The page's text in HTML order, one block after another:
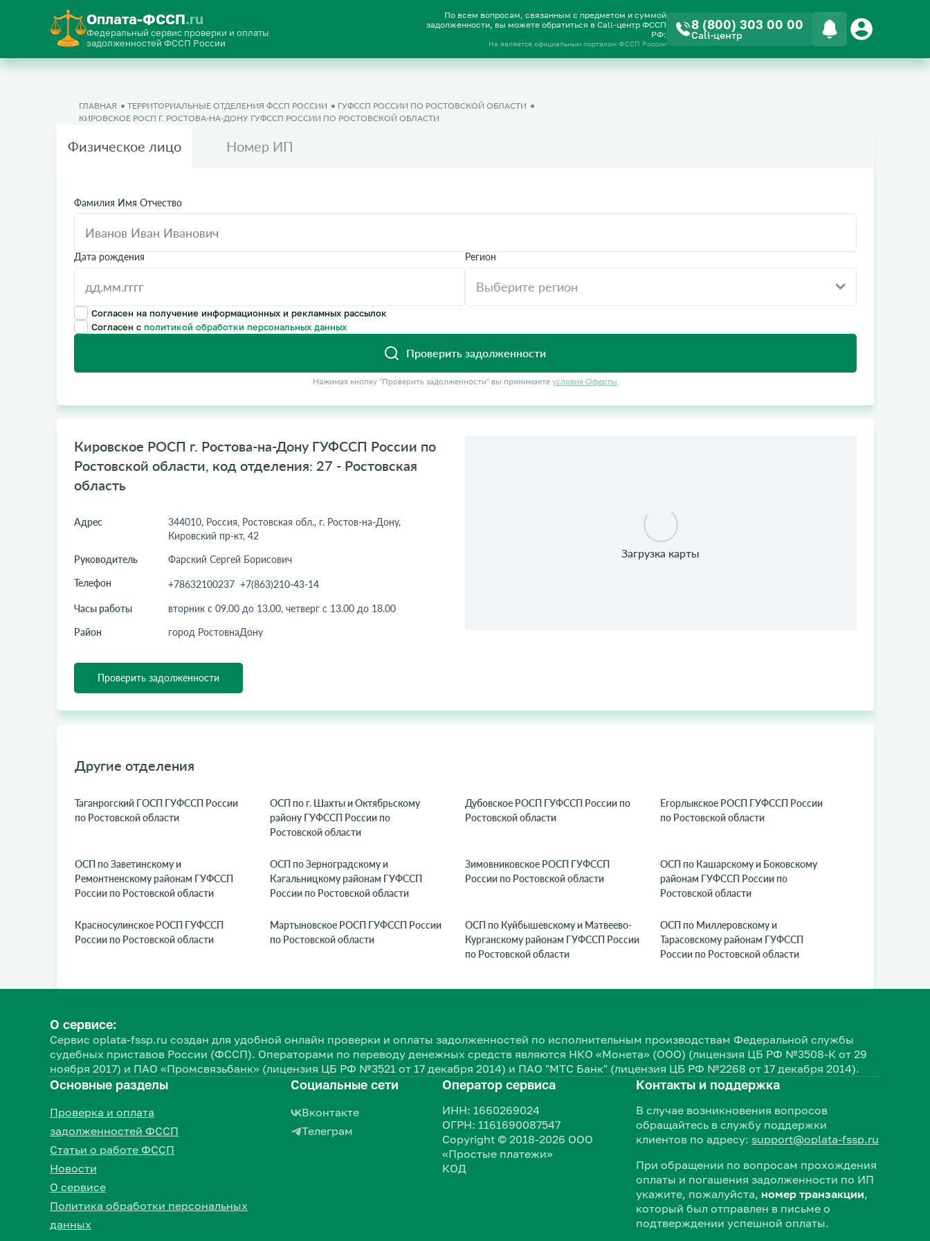
Оплата-ФССП.ru
Федеральный сервис проверки и оплаты
задолженностей ФССП России
По всем вопросам, связанным с предметом и суммой
задолженности, вы можете обратиться в Call-центр ФССП
РФ:
Не является официальным порталом ФССП России
8 (800) 303 00 00
Call-центр
ГЛАВНАЯ ТЕРРИТОРИАЛЬНЫЕ ОТДЕЛЕНИЯ ФССП РОССИИ
ГУФССП РОССИИ ПО РОСТОВСКОЙ ОБЛАСТИ
КИРОВСКОЕ РОСП Г. РОСТОВА-НА-ДОНУ ГУФССП РОССИИ ПО РОСТОВСКОЙ ОБЛАСТИ
Физическое лицо Номер ИП
Фамилия Имя Отчество
Дата рождения Регион
Согласен на получение информационных и рекламных рассылок
Согласен с политикой обработки персональных данных
Проверить задолженности
Нажимая кнопку "Проверить задолженности" вы принимаете условия Оферты
Кировское РОСП г. Ростова-на-Дону ГУФССП России по
Ростовской области, код отделения: 27 - Ростовская
область
Адрес
344010, Россия, Ростовская обл., г. Ростов-на-Дону,
Кировский пр-кт, 42
Руководитель
Фарский Сергей Борисович
Телефон
+78632100237 +7(863)210-43-14
Часы работы
вторник с 09.00 до 13.00, четверг с 13.00 до 18.00
Район
город РостовнаДону
Проверить задолженности
Другие отделения
Таганрогский ГОСП ГУФССП России
по Ростовской области
ОСП по г. Шахты и Октябрьскому
району ГУФССП России по
Ростовской области
Дубовское РОСП ГУФССП России по
Ростовской области
Егорлыкское РОСП ГУФССП России
по Ростовской области
ОСП по Заветинскому и
Ремонтненскому районам ГУФССП
России по Ростовской области
ОСП по Зерноградскому и
Кагальницкому районам ГУФССП
России по Ростовской области
Зимовниковское РОСП ГУФССП
России по Ростовской области
ОСП по Кашарскому и Боковскому
районам ГУФССП России по
Ростовской области
Красносулинское РОСП ГУФССП
России по Ростовской области
Мартыновское РОСП ГУФССП России
по Ростовской области
ОСП по Куйбышевскому и Матвеево-
Курганскому районам ГУФССП России
по Ростовской области
ОСП по Миллеровскому и
Тарасовскому районам ГУФССП
России по Ростовской области
О сервисе:
Сервис oplata-fssp.ru создан для удобной онлайн проверки и оплаты задолженностей по исполнительным производствам Федеральной службы
судебных приставов России (ФССП). Операторами по переводу денежных средств являются НКО «Монета» (ООО) (лицензия ЦБ РФ №3508-К от 29
ноября 2017) и ПАО «Промсвязьбанк» (лицензия ЦБ РФ №3521 от 17 декабря 2014) и ПАО "МТС Банк" (лицензия ЦБ РФ №2268 от 17 декабря 2014).
Основные разделы
Проверка и оплата
задолженностей ФССП
Статьи о работе ФССП
Новости
О сервисе
Политика обработки персональных
данных
Социальные сети
Вконтакте
Телеграм
Оператор сервиса
ИНН: 1660269024
ОГРН: 1161690087547
Copyright © 2018-2026 ООО
«Простые платежи»
КОД
Контакты и поддержка
В случае возникновения вопросов
обращайтесь в службу поддержки
клиентов по адресу: support@oplata-fssp.ru
При обращении по вопросам прохождения
оплаты и погашения задолженности по ИП
укажите, пожалуйста, номер транзакции,
который был отправлен в письме о
подтверждении успешной оплаты.